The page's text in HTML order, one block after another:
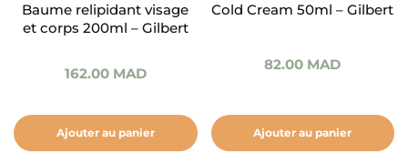
Baume relipidant visage
et corps 200ml – Gilbert
162.00 MAD
Ajouter au panier
Cold Cream 50ml – Gilbert
82.00 MAD
Ajouter au panier